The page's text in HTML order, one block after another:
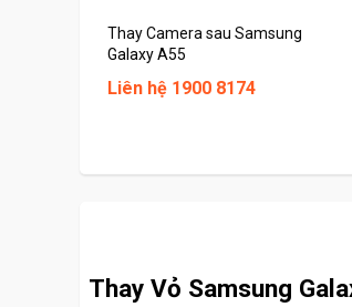
Thay Camera sau Samsung
Galaxy A55
Liên hệ 1900 8174
Thay Vỏ Samsung